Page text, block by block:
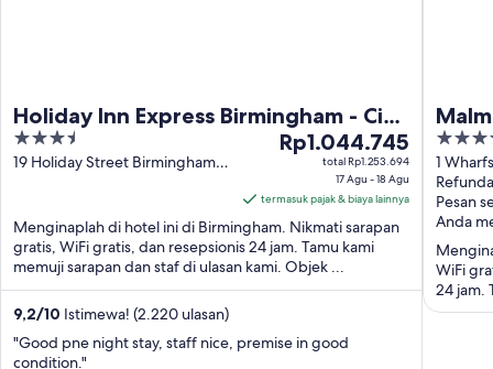
Holiday Inn Express Birmingham - City
Centre by IHG
3.5
out
19 Holiday Street Birmingham
Harga
Rp1.044.745
malam
dari
17
Agu
Agu
Rp1.044.745
total Rp1.253.694
17 Agu - 18 Agu
termasuk pajak & biaya lainnya
Menginaplah di hotel ini di Birmingham. Nikmati sarapan
gratis, WiFi gratis, dan resepsionis 24 jam. Tamu kami
memuji sarapan dan staf di ulasan kami. Objek ...
9,2/10 Istimewa! (2.220 ulasan)
"Good pne night stay, staff nice, premise in good
condition."
4
out
of
5
1
England
Pesan
Anda
WiFi
24 jam.